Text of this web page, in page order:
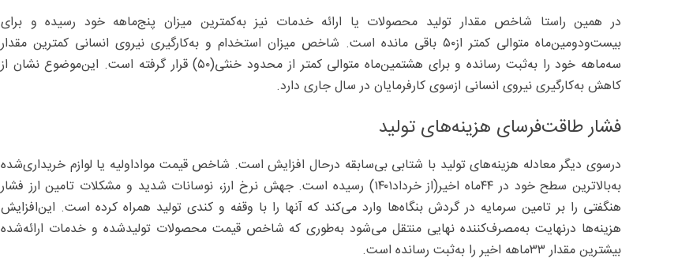
در همین راستا شاخص مقدار تولید محصولات یا ارائه خدمات نیز به‌کمترین میزان پنج‌ماهه خود رسیده و برای
بیست‌ودومین‌ماه متوالی کمتر از۵۰ باقی مانده است. شاخص میزان استخدام و به‌کارگیری نیروی انسانی کمترین مقدار
سه‌ماهه خود را به‌ثبت رسانده و برای هشتمین‌ماه متوالی کمتر از محدود خنثی(۵۰) قرار گرفته است. این‌موضوع نشان از
کاهش به‌کارگیری نیروی انسانی ازسوی کارفرمایان در سال جاری دارد.
فشار طاقت‌فرسای هزینه‌های تولید
درسوی دیگر معادله هزینه‌های تولید با شتابی بی‌سابقه درحال افزایش است. شاخص قیمت مواداولیه یا لوازم خریداری‌شده
به‌بالاترین سطح خود در ۴۴ماه اخیر(از خرداد۱۴۰۱) رسیده است. جهش نرخ ارز، نوسانات شدید و مشکلات تامین ارز فشار
هنگفتی را بر تامین سرمایه در گردش بنگاه‌ها وارد می‌کند که آنها را با وقفه و کندی تولید همراه کرده است. این‌افزایش
هزینه‌ها درنهایت به‌مصرف‌کننده نهایی منتقل می‌شود به‌طوری که شاخص قیمت محصولات تولیدشده و خدمات ارائه‌شده
بیشترین مقدار ۳۳‌ماهه اخیر را به‌ثبت رسانده است.